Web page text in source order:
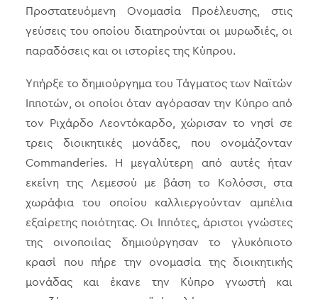
Προστατευόμενη Ονομασία Προέλευσης, στις
γεύσεις του οποίου διατηρούνται οι μυρωδιές, οι
παραδόσεις και οι ιστορίες της Κύπρου.
Υπήρξε το δημιούργημα του Τάγματος των Ναϊτών
Ιπποτών, οι οποίοι όταν αγόρασαν την Κύπρο από
τον Ριχάρδο Λεοντόκαρδο, χώρισαν το νησί σε
τρεις διοικητικές μονάδες, που ονομάζονταν
Commanderies. Η μεγαλύτερη από αυτές ήταν
εκείνη της Λεμεσού με βάση το Κολόσσι, στα
χωράφια του οποίου καλλιεργούνταν αμπέλια
εξαίρετης ποιότητας. Οι Ιππότες, άριστοι γνώστες
της οινοποιίας δημιούργησαν το γλυκόπιοτο
κρασί που πήρε την ονομασία της διοικητικής
μονάδας και έκανε την Κύπρο γνωστή και